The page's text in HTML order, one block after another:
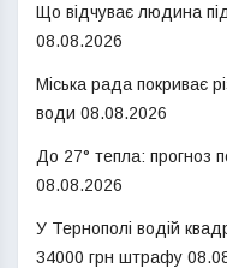
Що відчуває людина
08.08.2026
Міська рада покриває
води 08.08.2026
До 27° тепла: прогноз
08.08.2026
У Тернополі водій
34000 грн штрафу